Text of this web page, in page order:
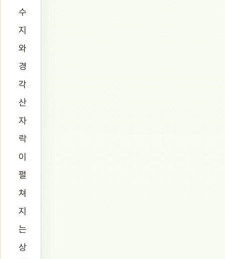
수
지
와
경
각
산
자
락
이
펼
쳐
지
는
상